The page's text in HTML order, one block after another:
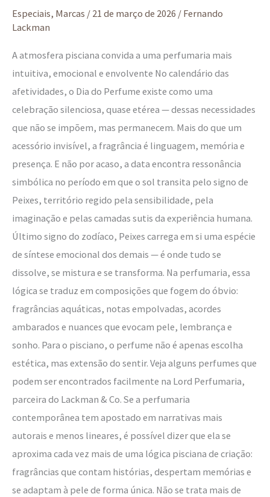
Especiais, Marcas / 21 de março de 2026 / Fernando
Lackman
A atmosfera pisciana convida a uma perfumaria mais
intuitiva, emocional e envolvente No calendário das
afetividades, o Dia do Perfume existe como uma
celebração silenciosa, quase etérea — dessas necessidades
que não se impõem, mas permanecem. Mais do que um
acessório invisível, a fragrância é linguagem, memória e
presença. E não por acaso, a data encontra ressonância
simbólica no período em que o sol transita pelo signo de
Peixes, território regido pela sensibilidade, pela
imaginação e pelas camadas sutis da experiência humana.
Último signo do zodíaco, Peixes carrega em si uma espécie
de síntese emocional dos demais — é onde tudo se
dissolve, se mistura e se transforma. Na perfumaria, essa
lógica se traduz em composições que fogem do óbvio:
fragrâncias aquáticas, notas empolvadas, acordes
ambarados e nuances que evocam pele, lembrança e
sonho. Para o pisciano, o perfume não é apenas escolha
estética, mas extensão do sentir. Veja alguns perfumes que
podem ser encontrados facilmente na Lord Perfumaria,
parceira do Lackman & Co. Se a perfumaria
contemporânea tem apostado em narrativas mais
autorais e menos lineares, é possível dizer que ela se
aproxima cada vez mais de uma lógica pisciana de criação:
fragrâncias que contam histórias, despertam memórias e
se adaptam à pele de forma única. Não se trata mais de